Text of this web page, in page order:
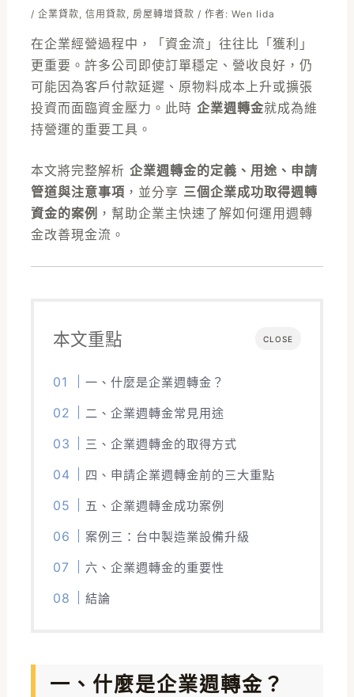
/ 企業貸款 信用貸款 房屋轉增貸款 / 作者: Wen Iida
在企業經營過程中，「資金流」往往比「獲利」
更重要。許多公司即使訂單穩定、營收良好，仍
可能因為客戶付款延遲、原物料成本上升或擴張
投資而面臨資金壓力。此時 企業週轉金就成為維
持營運的重要工具。
本文將完整解析 企業週轉金的定義、用途、申請
管道與注意事項 ，並分享 三個企業成功取得週轉
資金的案例 ，幫助企業主快速了解如何運用週轉
金改善現金流。
CLOSE
本文重點
一、什麼是企業週轉金？
二、企業週轉金常見用途
三、企業週轉金的取得方式
四、申請企業週轉金前的三大重點
五、企業週轉金成功案例
案例三：台中製造業設備升級
六、企業週轉金的重要性
結論
一、什麼是企業週轉金？